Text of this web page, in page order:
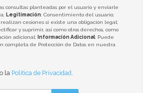
consultas planteadas por el usuario y enviarle
Legitimación: Consentimiento del usuario;
realizan cesiones si existe una obligación legal;
y suprimir, así como otros derechos, como
adicional;
Información Adicional: Puede
completa de Protección de Datos en nuestra
la Política de Privacidad